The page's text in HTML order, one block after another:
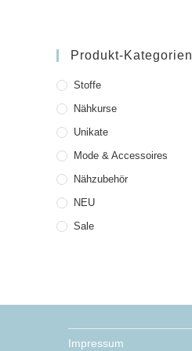
Produkt-Kategorien
Stoffe
Nähkurse
Unikate
Mode & Accessoires
Nähzubehör
NEU
Sale
Impressum